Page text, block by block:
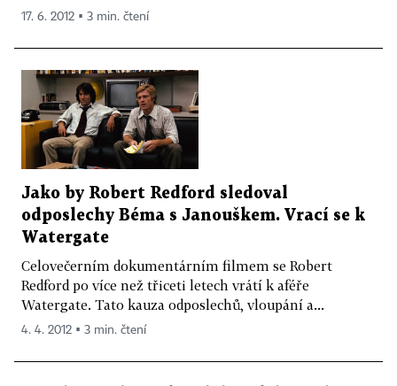
17. 6. 2012 ▪ 3 min. čtení
Jako by Robert Redford sledoval
odposlechy Béma s Janouškem. Vrací se k
Watergate
Celovečerním dokumentárním filmem se Robert
Redford po více než třiceti letech vrátí k aféře
Watergate. Tato kauza odposlechů, vloupání a...
4. 4. 2012 ▪ 3 min. čtení